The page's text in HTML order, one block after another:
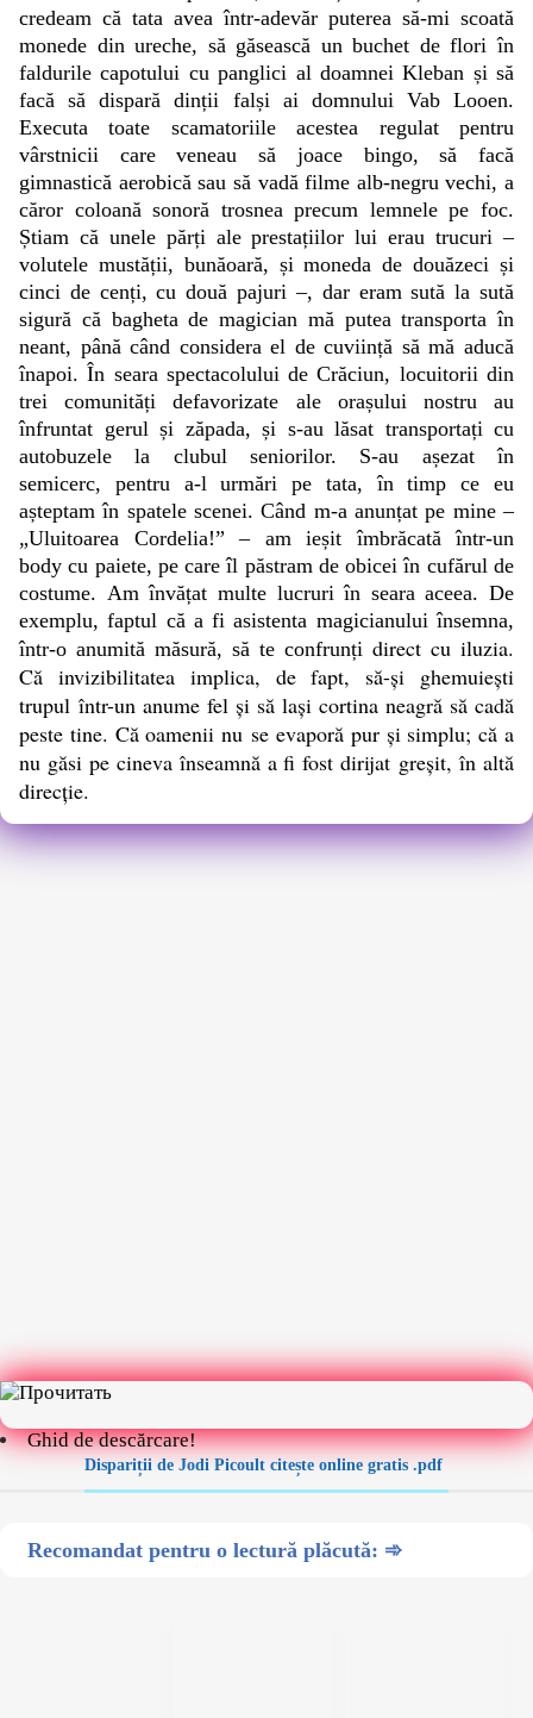
credeam că tata avea într-adevăr puterea să-mi scoată
monede din ureche, să găsească un buchet de flori în
faldurile capotului cu panglici al doamnei Kleban și să
facă să dispară dinții falși ai domnului Vab Looen.
Executa toate scamatoriile acestea regulat pentru
vârstnicii care veneau să joace bingo, să facă
gimnastică aerobică sau să vadă filme alb-negru vechi, a
căror coloană sonoră trosnea precum lemnele pe foc.
Știam că unele părți ale prestațiilor lui erau trucuri –
volutele mustății, bunăoară, și moneda de douăzeci și
cinci de cenți, cu douăpajuri –, dar eram sută la sută
sigură că bagheta de magician mă putea transporta în
neant, până când considera el de cuviință să mă aducă
înapoi. În seara spectacolului de Crăciun, locuitorii din
trei comunități defavorizate ale orașului nostru au
înfruntat gerul și zăpada, și s-au lăsat transportați cu
autobuzele la clubul seniorilor. S-au așezat în
semicerc, pentru a-l urmări pe tata, în timp ce eu
așteptam în spatele scenei. Când m-a anunțat pe mine –
„Uluitoarea Cordelia!” – am ieșit îmbrăcată într-un
body cu paiete, pe care îl păstram de obicei în cufărul de
costume. Am învățat multe lucruri în seara aceea. De
exemplu, faptul că a fi asistenta magicianului însemna,
într-o anumită măsură, să te confrunți direct cu iluzia.
Că invizibilitatea implica, de fapt, să-și ghemuiești
trupul într-un anume fel și să lași cortina neagră să cadă
peste tine. Că oamenii nu se evaporă pur și simplu; că a
nu găsi pe cineva înseamnă a fi fost dirijat greșit, în altă
direcție.
Ghid de descărcare!
Dispariții de Jodi Picoult citește online gratis .pdf
Recomandat pentru o lectură plăcută: ➾